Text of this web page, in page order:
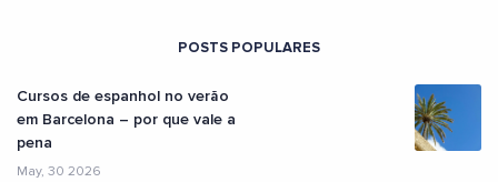
POSTS POPULARES
Cursos de espanhol no verão
em Barcelona – por que vale a
pena
May, 30 2026